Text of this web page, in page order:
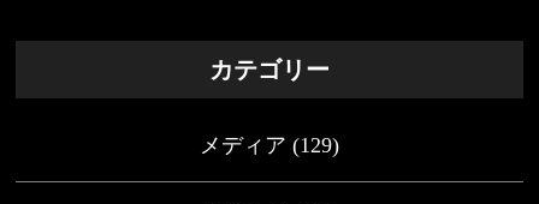
カテゴリー
メディア (129)